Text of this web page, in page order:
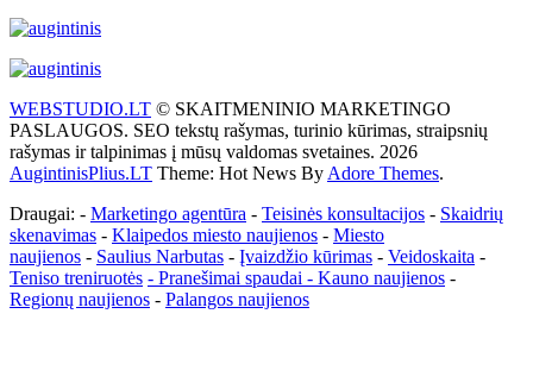
WEBSTUDIO.LT © SKAITMENINIO MARKETINGO
PASLAUGOS. SEO tekstų rašymas, turinio kūrimas, straipsnių
rašymas ir talpinimas į mūsų valdomas svetaines. 2026
AugintinisPlius.LT Theme: Hot News ByAdore Themes.
Draugai: - Marketingo agentūra - Teisinės konsultacijos - Skaidrių
skenavimas - Klaipedos miesto naujienos - Miesto
naujienos - Saulius Narbutas - Įvaizdžio kūrimas - Veidoskaita -
Teniso treniruotės - Pranešimai spaudai - Kauno naujienos -
Regionų naujienos - Palangos naujienos